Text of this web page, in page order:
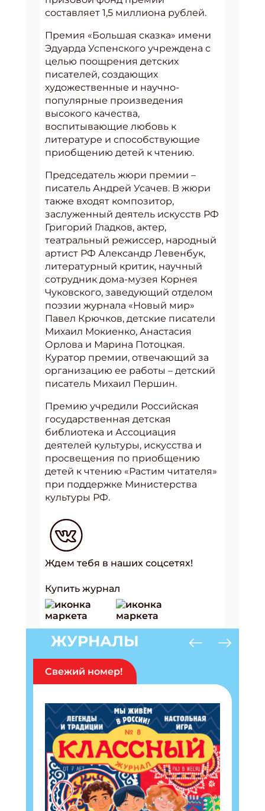
составляет 1,5 миллиона рублей.
Премия «Большая сказка» имени
Эдуарда Успенского учреждена с
целью поощрения детских
писателей, создающих
художественные и научно-
популярные произведения
высокого качества,
воспитывающие любовь к
литературе и способствующие
приобщению детей к чтению.
Председатель жюри премии –
писатель Андрей Усачев. В жюри
также входят композитор,
заслуженный деятель искусств РФ
Григорий Гладков, актер,
театральный режиссер, народный
артист РФ Александр Левенбук,
литературный критик, научный
сотрудник дома-музея Корнея
Чуковского, заведующий отделом
поэзии журнала «Новый мир»
Павел Крючков, детские писатели
Михаил Мокиенко, Анастасия
Орлова и Марина Потоцкая.
Куратор премии, отвечающий за
организацию ее работы – детский
писатель Михаил Першин.
Премию учредили Российская
государственная детская
библиотека и Ассоциация
деятелей культуры, искусства и
просвещения по приобщению
детей к чтению «Растим читателя»
при поддержке Министерства
культуры РФ.
Ждем тебя в наших соцсетях!
Купить журнал
ЖУРНАЛЫ
Свежий номер!
Подпишись на рассылку
подарок!
Укажите имя
Укажите Ваш Email
ПОДПИСАТЬСЯ